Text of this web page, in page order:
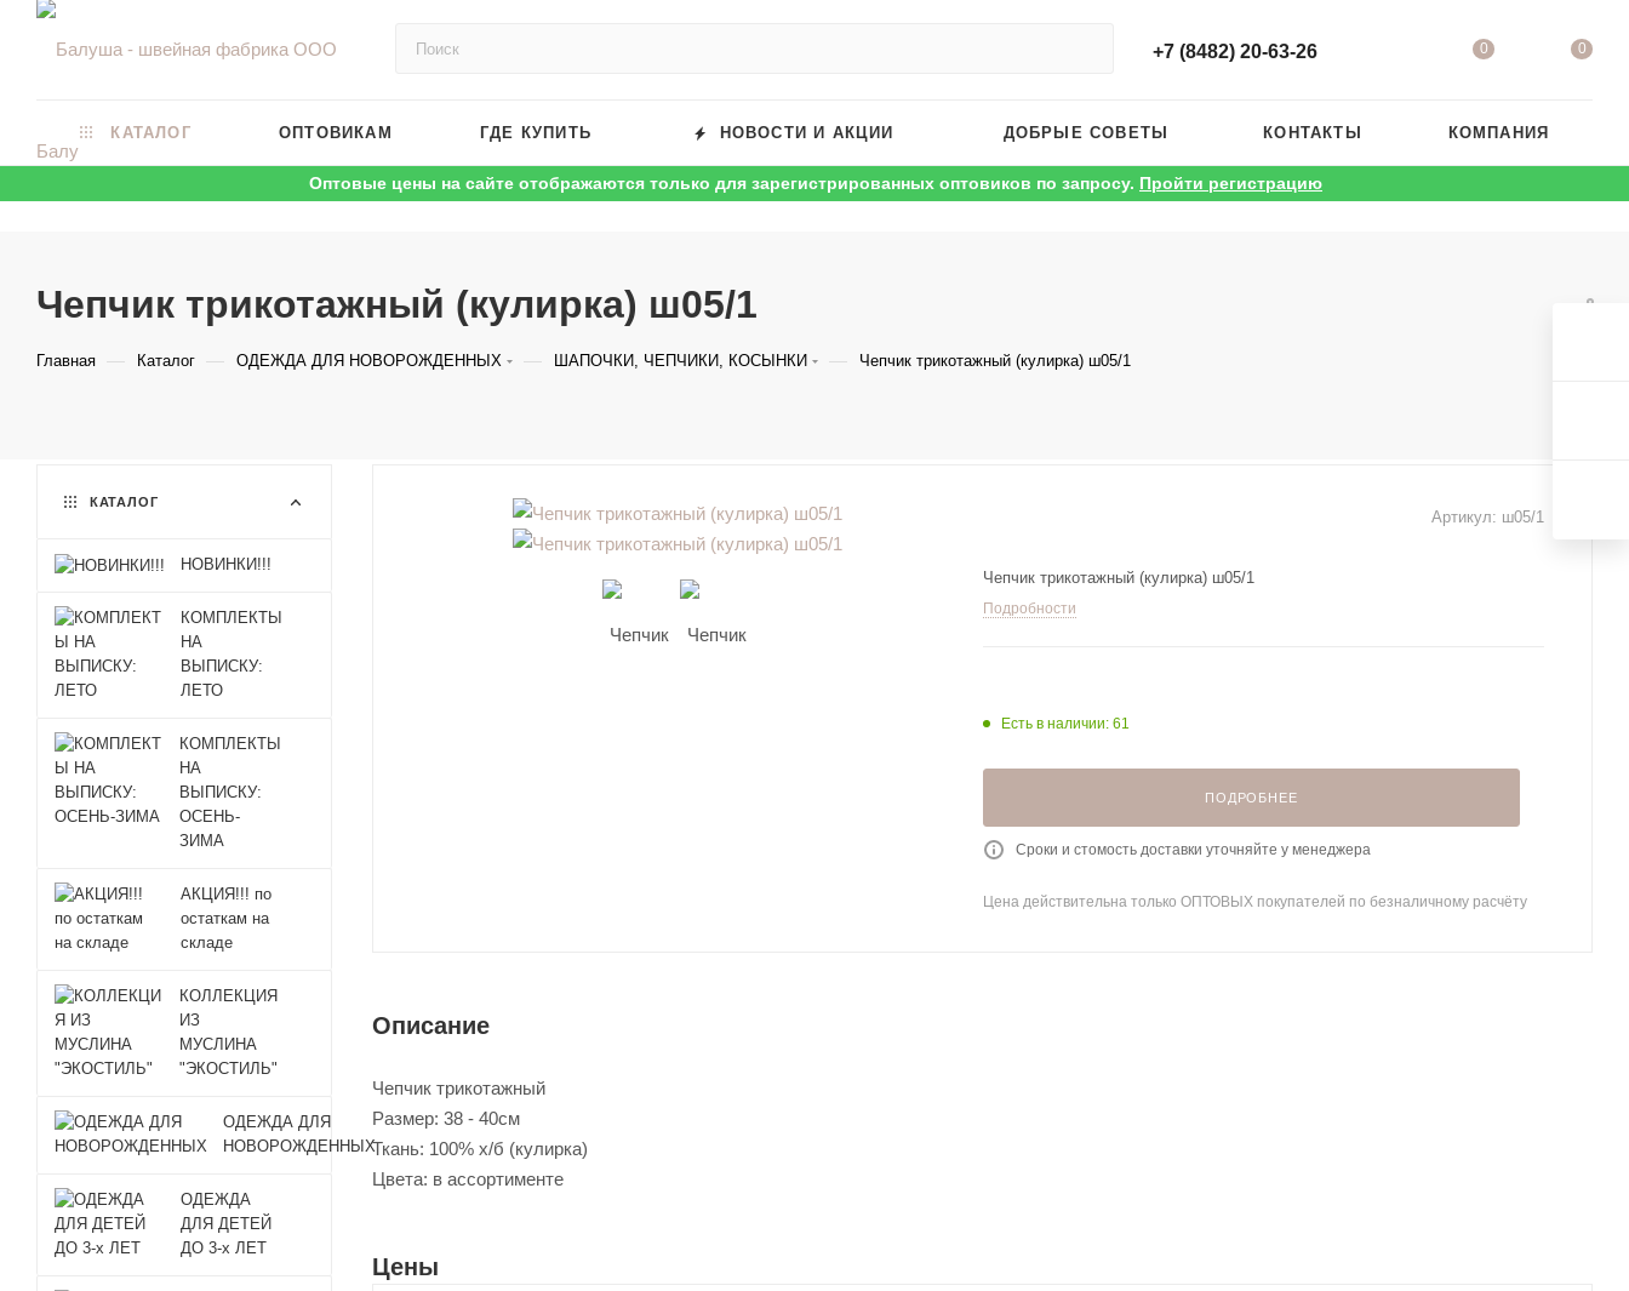
+7 (8482) 20-63-26 0 0
КАТАЛОГ ОПТОВИКАМ ГДЕ КУПИТЬ НОВОСТИ И АКЦИИ ДОБРЫЕ СОВЕТЫ КОНТАКТЫ КОМПАНИЯ
Оптовые цены на сайте отображаются только для зарегистрированных оптовиков по запросу. Пройти регистрацию
Чепчик трикотажный (кулирка) ш05/1
Главная — Каталог — ОДЕЖДА ДЛЯ НОВОРОЖДЕННЫХ — ШАПОЧКИ, ЧЕПЧИКИ, КОСЫНКИ — Чепчик трикотажный (кулирка) ш05/1
Артикул: ш05/1
Чепчик трикотажный (кулирка) ш05/1
Подробности
Есть в наличии: 61
ПОДРОБНЕЕ
Сроки и стомость доставки уточняйте у менеджера
Цена действительна только ОПТОВЫХ покупателей по безналичному расчёту
Описание
Чепчик трикотажный
Размер: 38 - 40см
Ткань: 100% х/б (кулирка)
Цвета: в ассортименте
Цены
КАТАЛОГ
НОВИНКИ!!!
КОМПЛЕКТЫ
НА
ВЫПИСКУ:
ЛЕТО
КОМПЛЕКТЫ
НА
ВЫПИСКУ:
ОСЕНЬ-
ЗИМА
АКЦИЯ!!! по
остаткам на
складе
КОЛЛЕКЦИЯ
ИЗ
МУСЛИНА
"ЭКОСТИЛЬ"
ОДЕЖДА ДЛЯ
НОВОРОЖДЕННЫХ
ОДЕЖДА
ДЛЯ ДЕТЕЙ
ДО 3-х ЛЕТ